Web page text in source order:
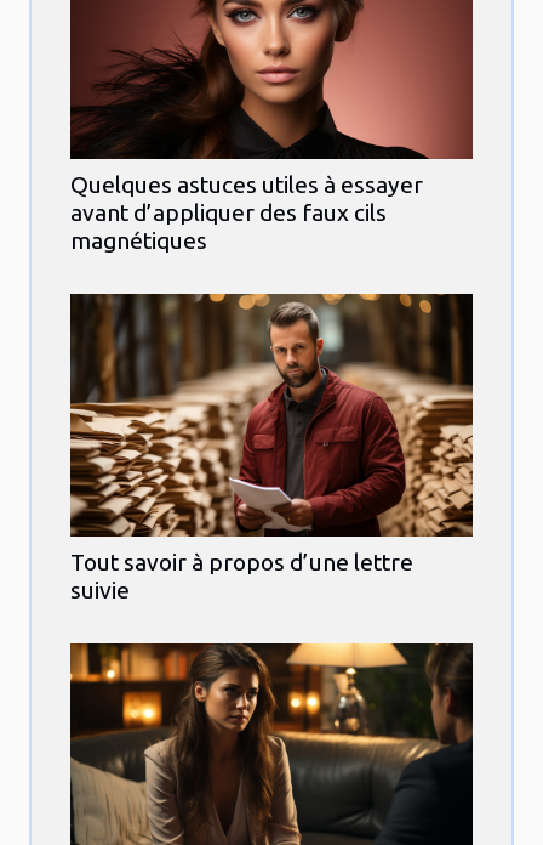
Quelques astuces utiles à essayer
avant d’appliquer des faux cils
magnétiques
Tout savoir à propos d’une lettre
suivie